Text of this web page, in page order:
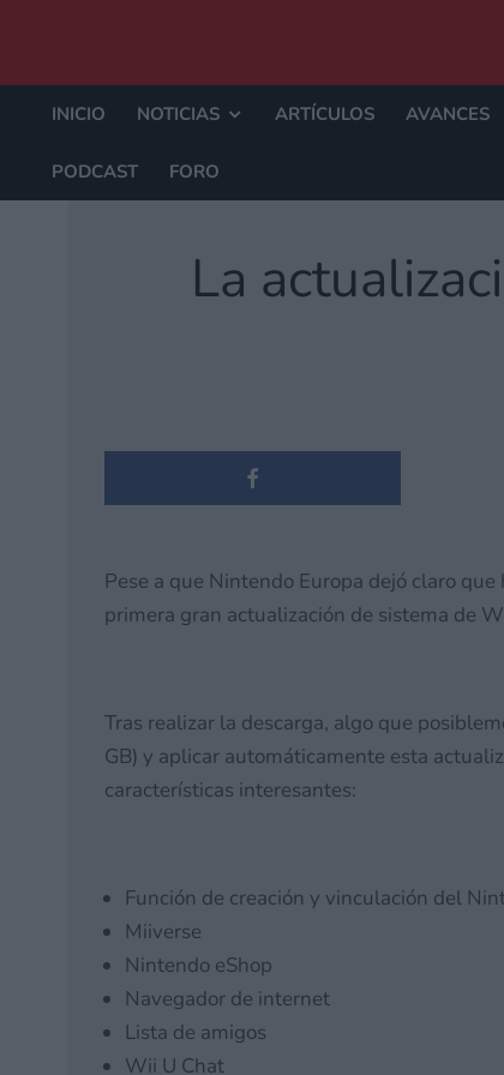
INICIO NOTICIAS ARTÍCULOS AVANCES
PODCAST FORO
La
Pese a que Nintendo Europa dejó claro
primera gran actualización de sistema de
Tras realizar la descarga, algo que
GB) y aplicar automáticamente esta
características interesantes:
Función de creación y vinculación del
Miiverse
Nintendo eShop
Navegador de internet
Lista de amigos
Wii U Chat